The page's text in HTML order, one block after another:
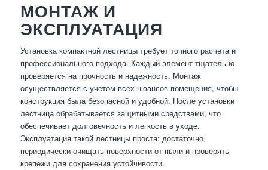
МОНТАЖ И
ЭКСПЛУАТАЦИЯ
Установка компактной лестницы требует точного расчета и
профессионального подхода. Каждый элемент тщательно
проверяется на прочность и надежность. Монтаж
осуществляется с учетом всех нюансов помещения, чтобы
конструкция была безопасной и удобной. После установки
лестница обрабатывается защитными средствами, что
обеспечивает долговечность и легкость в уходе.
Эксплуатация такой лестницы проста: достаточно
периодически очищать поверхности от пыли и проверять
крепежи для сохранения устойчивости.